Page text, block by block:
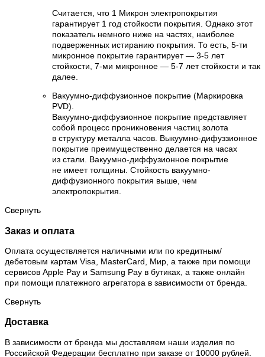
Считается, что 1 Микрон электропокрытия
гарантирует 1 год стойкости покрытия. Однако этот
показатель немного ниже на частях, наиболее
подверженных истиранию покрытия. То есть, 5-ти
микронное покрытие гарантирует — 3-5 лет
стойкости, 7-ми микронное — 5-7 лет стойкости и так
далее.
Вакуумно-диффузионное покрытие (Маркировка
PVD).
Вакуумно-диффузионное покрытие представляет
собой процесс проникновения частиц золота
в структуру металла часов. Выкуумно-дифуззионное
покрытие преимущественно делается на часах
из стали. Вакуумно-диффузионное покрытие
не имеет толщины. Стойкость вакуумно-
диффузионного покрытия выше, чем
электропокрытия.
Свернуть
Заказ и оплата
Оплата осуществляется наличными или по кредитным/
дебетовым картам Visa, MasterCard, Мир, а также при помощи
сервисов Apple Pay и Samsung Pay в бутиках, а также онлайн
при помощи платежного агрегатора в зависимости от бренда.
Свернуть
Доставка
В зависимости от бренда мы доставляем наши изделия по
Российской Федерации бесплатно при заказе от 10000 рублей.